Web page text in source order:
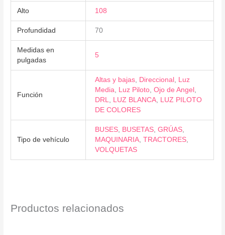
Alto 108
Profundidad 70
Medidas en
pulgadas
5
Función
Altas y bajas, Direccional , Luz
Media, Luz Piloto,Ojo de Angel ,
DRL, LUZ BLANCA, LUZ PILOTO
DE COLORES
Tipo de vehículo
BUSES, BUSETAS,GRÚAS,
MAQUINARIA,TRACTORES,
VOLQUETAS
Productos relacionados